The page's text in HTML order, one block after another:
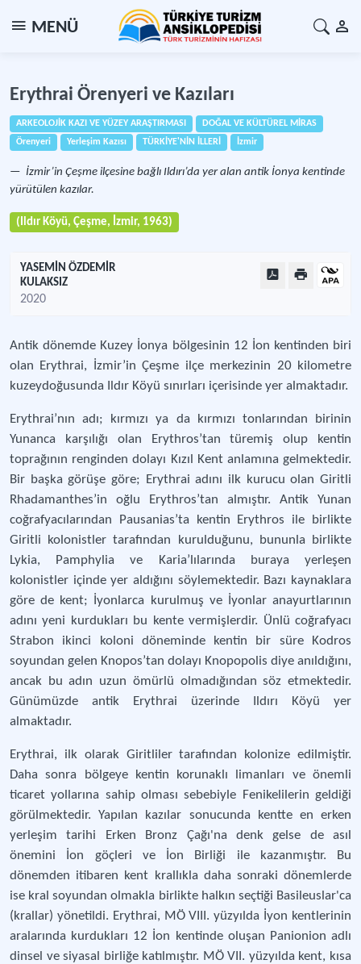
MENÜ
Erythrai Örenyeri ve Kazıları
ARKEOLOJİK KAZI VE YÜZEY ARAŞTIRMASI
DOĞAL VE KÜLTÜREL MİRAS
Örenyeri
Yerleşim Kazısı TÜRKİYE'NİN İLLERİ İzmir
İzmir’in Çeşme ilçesine bağlı Ildırı’da yer alan antik İonya kentinde
yürütülen kazılar.
(Ildır Köyü, Çeşme, İzmir, 1963)
YASEMİN ÖZDEMİR
KULAKSIZ
2020
Antik dönemde Kuzey İonya bölgesinin 12 İon kentinden biri
olan Erythrai, İzmir’in Çeşme ilçe merkezinin 20 kilometre
kuzeydoğusunda Ildır Köyü sınırları içerisinde yer almaktadır.
Erythrai’nın adı; kırmızı ya da kırmızı tonlarından birinin
Yunanca karşılığı olan Erythros’tan türemiş olup kentin
toprağının renginden dolayı Kızıl Kent anlamına gelmektedir.
Bir başka görüşe göre; Erythrai adını ilk kurucu olan Giritli
Rhadamanthes’in oğlu Erythros’tan almıştır. Antik Yunan
coğrafyacılarından Pausanias’ta kentin Erythros ile birlikte
Giritli kolonistler tarafından kurulduğunu, bununla birlikte
Lykia, Pamphylia ve Karia’lılarında buraya yerleşen
kolonistler içinde yer aldığını söylemektedir. Bazı kaynaklara
göre de kent; İyonlarca kurulmuş ve İyonlar anayurtlarının
adını yeni kurdukları bu kente vermişlerdir. Ünlü coğrafyacı
Strabon ikinci koloni döneminde kentin bir süre Kodros
soyundan gelen Knopos’tan dolayı Knopopolis diye anıldığını,
ancak bu adın uzun ömürlü olmadığından söz etmektedir.
Günümüzde antik Erythrai üzerinde Ildırı Köyü yer
almaktadır.
Erythrai, ilk olarak Giritliler tarafından kolonize edilmiştir.
Daha sonra bölgeye kentin korunaklı limanları ve önemli
ticaret yollarına sahip olması sebebiyle Fenikelilerin geldiği
görülmektedir. Yapılan kazılar sonucunda kentte en erken
yerleşim tarihi Erken Bronz Çağı'na denk gelse de asıl
önemini İon göçleri ve İon Birliği ile kazanmıştır. Bu
dönemden itibaren kent krallıkla daha sonraki dönemlerde
ise kral soyundan olmakla birlikte halkın seçtiği Basileuslar'ca
(krallar) yönetildi. Erythrai, MÖ VIII. yüzyılda İyon kentlerinin
aralarında kurdukları 12 İon kentinde oluşan Panionion adlı
dinsel ve siyasal birliğe katılmıştır. MÖ VII. yüzyılda kent, kısa